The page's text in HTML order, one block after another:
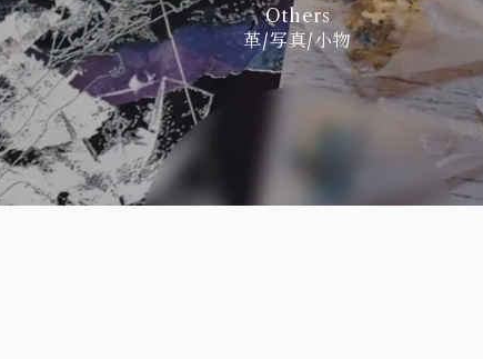
Others
革/写真/小物